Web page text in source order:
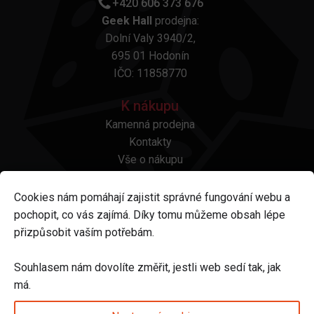
+420 606 373 676
Geek Hall
prodejna:
Dolní Valy 3940/2,
695 01 Hodonín
IČO: 11858770
K nákupu
Kamenná prodejna
Kontakty
Vše o nákupu
Platba a doprava
Reklamace a vrácení
Obchodní podmínky
Odstoupení od smlouvy
Sledujte nás na
Cookies nám pomáhají zajistit správné fungování webu a
pochopit, co vás zajímá. Díky tomu můžeme obsah lépe
přizpůsobit vaším potřebám.
Souhlasem nám dovolíte změřit, jestli web sedí tak, jak
má.